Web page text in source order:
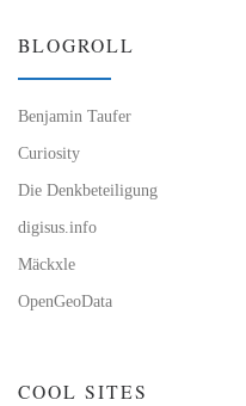
BLOGROLL
Benjamin Taufer
Curiosity
Die Denkbeteiligung
digisus.info
Mäckxle
OpenGeoData
COOL SITES